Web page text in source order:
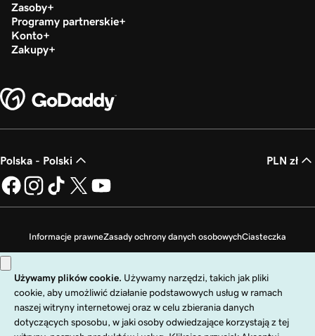
Zasoby
Programy partnerskie
Konto
Zakupy
Polska - Polski PLN zł
Informacje prawneZasady ochrony danych osobowychCiasteczka
Copyright © 1999 - 2026 GoDaddy Operating Company, LLC. Wszelkie prawa
zastrzeżone. Znak słowny GoDaddy jest zastrzeżonym znakiem towarowym
firmy GoDaddy Operating Company, LLC w Stanach Zjednoczonych i innych
krajach. Logo „GO” jest zastrzeżonym znakiem towarowym firmy